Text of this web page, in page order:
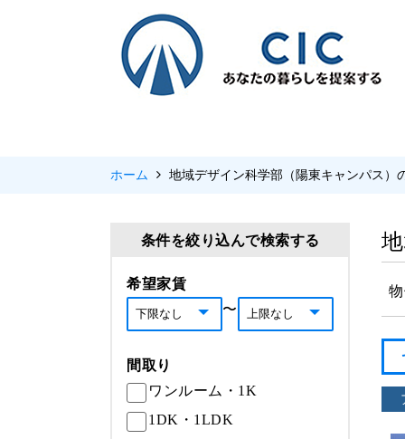
ホーム 地域デザイン科学部（陽東キャンパス）
条件を絞り込んで検索する
希望家賃
〜
間取り
ワンルーム・1K
1DK・1LDK